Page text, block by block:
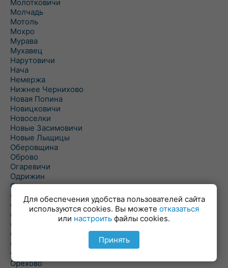
Молотковичи
Молчадь
Мотоль
Мохро
Мурава
Мухавец
Нарутовичи
Нача
Немержа
Нижнее Чернихово
Новая Попина
Новицковичи
Новоселки
Новые Засимовичи
Новые Лыщицы
Оберовщина
Оброво
Огаревичи
Одрижин
Оздамичи
Озяты
Олтуш
Ольманы
Ольпень
Ольшаны
Омельная
Ополь
Орехово
Для обеспечения удобства пользователей сайта
используются cookies. Вы можете отказаться
или настроить файлы cookies.
Принять